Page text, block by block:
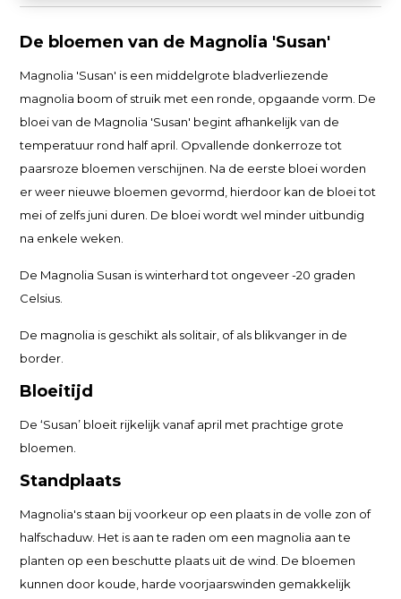
De bloemen van de Magnolia 'Susan'
Magnolia 'Susan' is een middelgrote bladverliezende
magnolia boom of struik met een ronde, opgaande vorm. De
bloei van de Magnolia 'Susan' begint afhankelijk van de
temperatuur rond half april. Opvallende donkerroze tot
paarsroze bloemen verschijnen. Na de eerste bloei worden
er weer nieuwe bloemen gevormd, hierdoor kan de bloei tot
mei of zelfs juni duren. De bloei wordt wel minder uitbundig
na enkele weken.
De Magnolia Susan is winterhard tot ongeveer -20 graden
Celsius.
De magnolia is geschikt als solitair, of als blikvanger in de
border.
Bloeitijd
De ‘Susan’ bloeit rijkelijk vanaf april met prachtige grote
bloemen.
Standplaats
Magnolia's staan bij voorkeur op een plaats in de volle zon of
halfschaduw. Het is aan te raden om een magnolia aan te
planten op een beschutte plaats uit de wind. De bloemen
kunnen door koude, harde voorjaarswinden gemakkelijk